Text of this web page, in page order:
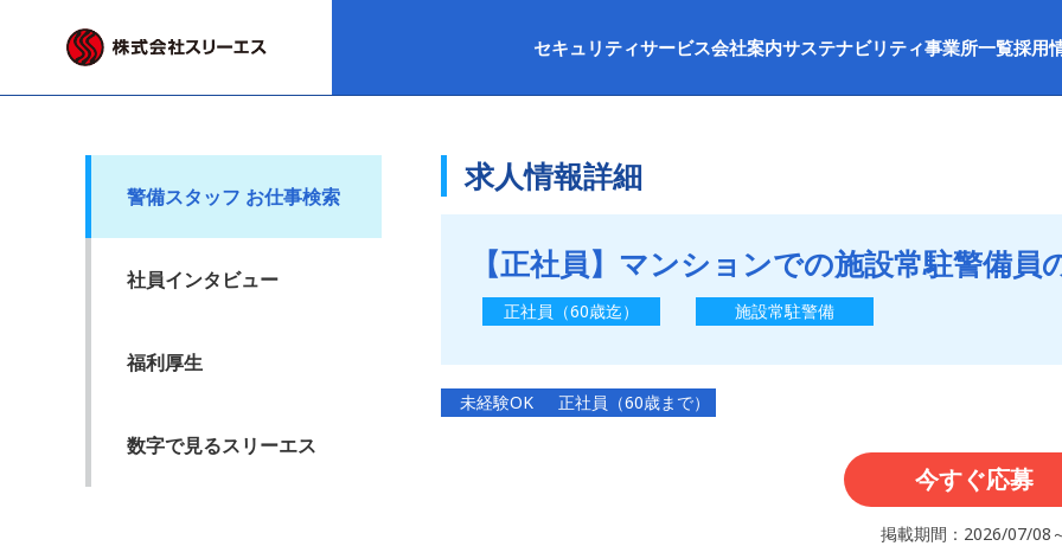
セキュリティサービス会社案内サステナビリティ事業所一覧採用
警備スタッフ お仕事検索
社員インタビュー
福利厚生
数字で見るスリーエス
求人情報詳細
【正社員】マンションでの施設常駐警備員
正社員（60歳迄） 施設常駐警備
未経験OK 正社員（60歳まで）
今すぐ応募
掲載期間：2026/07/08